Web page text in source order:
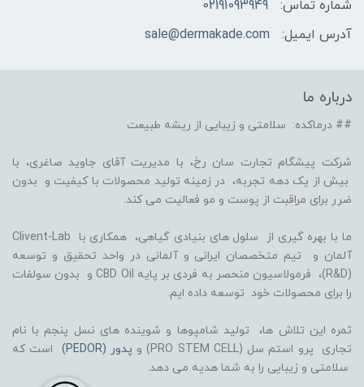
شماره تماس:
02191093949
آدرس ایمیل:
sale@dermakade.com
درباره ما
## درماکده: سلامتی و زیبایی از ریشه طبیعت
شرکت پیشگام تجارت سان رخ، با مدیریت آقای جاوید صاغری، با
بیش از یک دهه تجربه، در زمینه تولید محصولات با کیفیت و بدون
ضرر برای مراقبت از پوست و مو فعالیت می کند.
ما با بهره گیری از سلول های بنیادی گیاهی، همکاری با Clivent-Lab
آلمان و تیم متخصصان ایرانی و آلمانی در واحد تحقیق و توسعه
(R&D)، فرمولاسیون منحصر به فردی بر پایه CBD Oil و بدون سولفات
را برای محصولات خود توسعه داده ایم.
ثمره این تلاش ها، تولید شامپوها و شوینده های نسل پنجم با نام
تجاری پرو استم سل (PRO STEM CELL) و
پدور (PEDOR)
است که
سلامتی و زیبایی را به شما هدیه می دهد.